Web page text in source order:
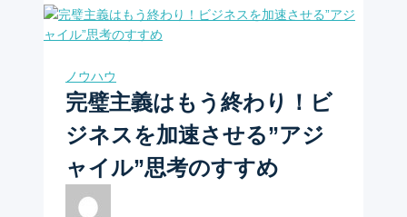
ノウハウ
完璧主義はもう終わり！ビ
ジネスを加速させる”アジ
ャイル”思考のすすめ